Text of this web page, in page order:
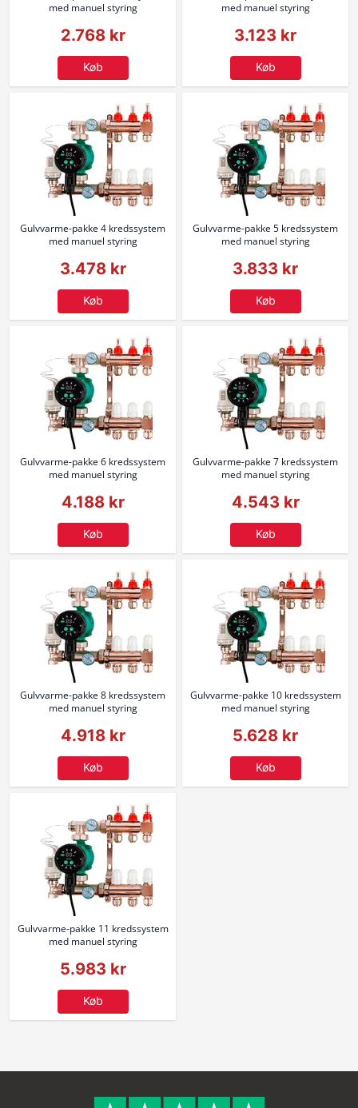
med manuel styring
2.768 kr
Køb
med manuel styring
3.123 kr
Køb
Gulvvarme-pakke 4 kredssystem
med manuel styring
3.478 kr
Køb
Gulvvarme-pakke 5 kredssystem
med manuel styring
3.833 kr
Køb
Gulvvarme-pakke 6 kredssystem
med manuel styring
4.188 kr
Køb
Gulvvarme-pakke 7 kredssystem
med manuel styring
4.543 kr
Køb
Gulvvarme-pakke 8 kredssystem
med manuel styring
4.918 kr
Køb
Gulvvarme-pakke 10 kredssystem
med manuel styring
5.628 kr
Køb
Gulvvarme-pakke 11 kredssystem
med manuel styring
5.983 kr
Køb